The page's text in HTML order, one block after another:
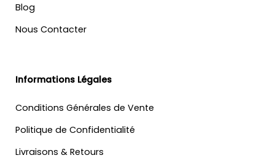
Blog
Nous Contacter
Informations Légales
Conditions Générales de Vente
Politique de Confidentialité
Livraisons & Retours